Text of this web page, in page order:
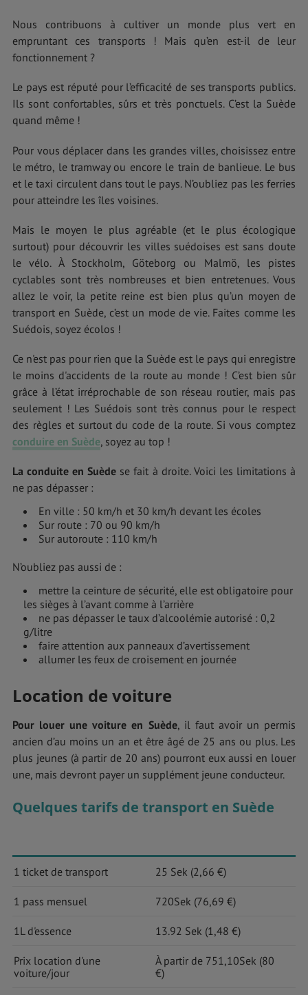
Nous contribuons à cultiver un monde plus vert en
empruntant ces transports ! Mais qu’en est-il de leur
fonctionnement ?
Le pays est réputé pour l’efficacité de ses transports publics.
Ils sont confortables, sûrs et très ponctuels. C’est la Suède
quand même !
Pour vous déplacer dans les grandes villes, choisissez entre
le métro, le tramway ou encore le train de banlieue. Le bus
et le taxi circulent dans tout le pays. N’oubliez pas les ferries
pour atteindre les îles voisines.
Mais le moyen le plus agréable (et le plus écologique
surtout) pour découvrir les villes suédoises est sans doute
le vélo. À Stockholm, Göteborg ou Malmö, les pistes
cyclables sont très nombreuses et bien entretenues. Vous
allez le voir, la petite reine est bien plus qu’un moyen de
transport en Suède, c’est un mode de vie. Faites comme les
Suédois, soyez écolos !
Ce n'est pas pour rien que la Suède est le pays qui enregistre
le moins d'accidents de la route au monde ! C’est bien sûr
grâce à l’état irréprochable de son réseau routier, mais pas
seulement ! Les Suédois sont très connus pour le respect
des règles et surtout du code de la route. Si vous comptez
conduire en Suède, soyez au top !
La conduite en Suède se fait à droite. Voici les limitations à
ne pas dépasser :
En ville : 50 km/h et 30 km/h devant les écoles
Sur route : 70 ou 90 km/h
Sur autoroute : 110 km/h
N’oubliez pas aussi de :
mettre la ceinture de sécurité, elle est obligatoire pour
les sièges à l’avant comme à l’arrière
ne pas dépasser le taux d’alcoolémie autorisé : 0,2
g/litre
faire attention aux panneaux d’avertissement
allumer les feux de croisement en journée
Location de voiture
Pour louer une voiture en Suède, il faut avoir un permis
ancien d’au moins un an et être âgé de 25 ans ou plus. Les
plus jeunes (à partir de 20 ans) pourront eux aussi en louer
une, mais devront payer un supplément jeune conducteur.
Quelques tarifs de transport en Suède
1 ticket de transport 25 Sek (2,66 €)
1 pass mensuel 720Sek (76,69 €)
1L d'essence 13.92 Sek (1,48 €)
Prix location d'une
voiture/jour
À partir de 751,10Sek (80
€)